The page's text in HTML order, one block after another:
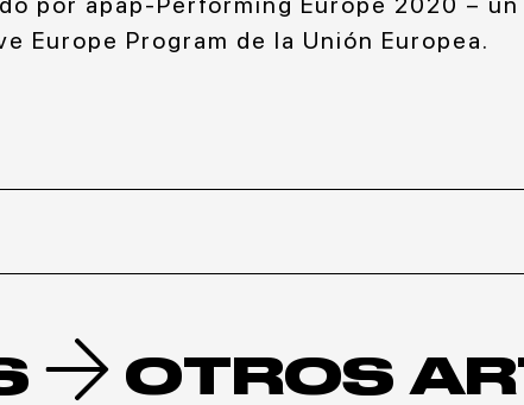
Europe Program de la Unión Europea.
OTROS